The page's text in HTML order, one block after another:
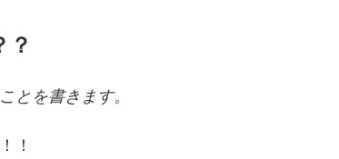
？
とを書きます。
！